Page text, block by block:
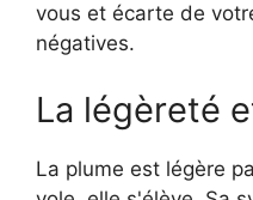
vous et écarte de
négatives.
La légèreté
La plume est légère